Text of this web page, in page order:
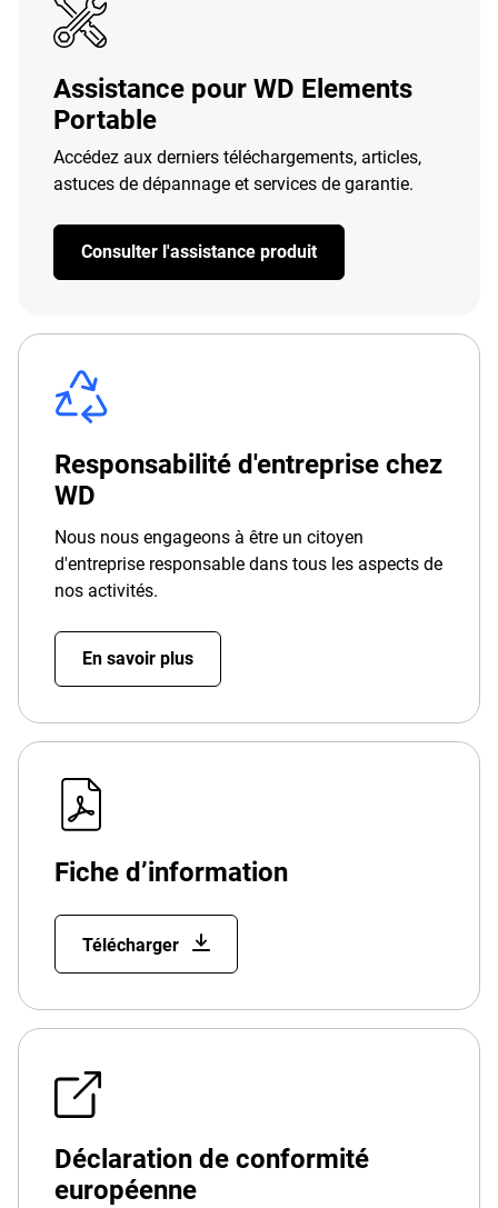
Assistance pour WD Elements
Portable
Accédez aux derniers téléchargements, articles,
astuces de dépannage et services de garantie.
Consulter l'assistance produit
Responsabilité d'entreprise chez
WD
Nous nous engageons à être un citoyen
d'entreprise responsable dans tous les aspects de
nos activités.
En savoir plus
Fiche d’information
Télécharger
Déclaration de conformité
européenne